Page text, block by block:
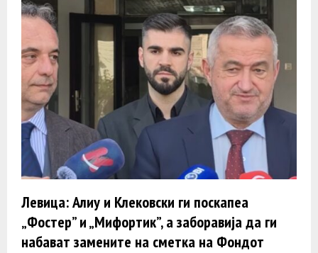
Левица: Алиу и Клековски ги поскапеа
„Фостер” и „Мифортик”, а заборавија да ги
набават замените на сметка на Фондот